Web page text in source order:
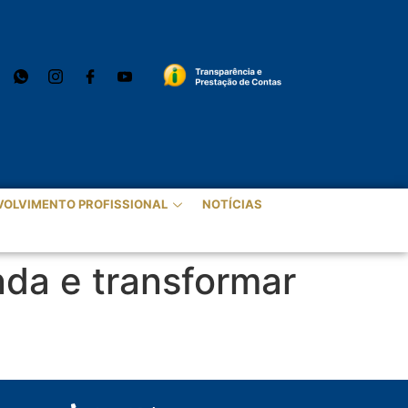
PROFISSIONAL NOTÍCIAS
e transformar